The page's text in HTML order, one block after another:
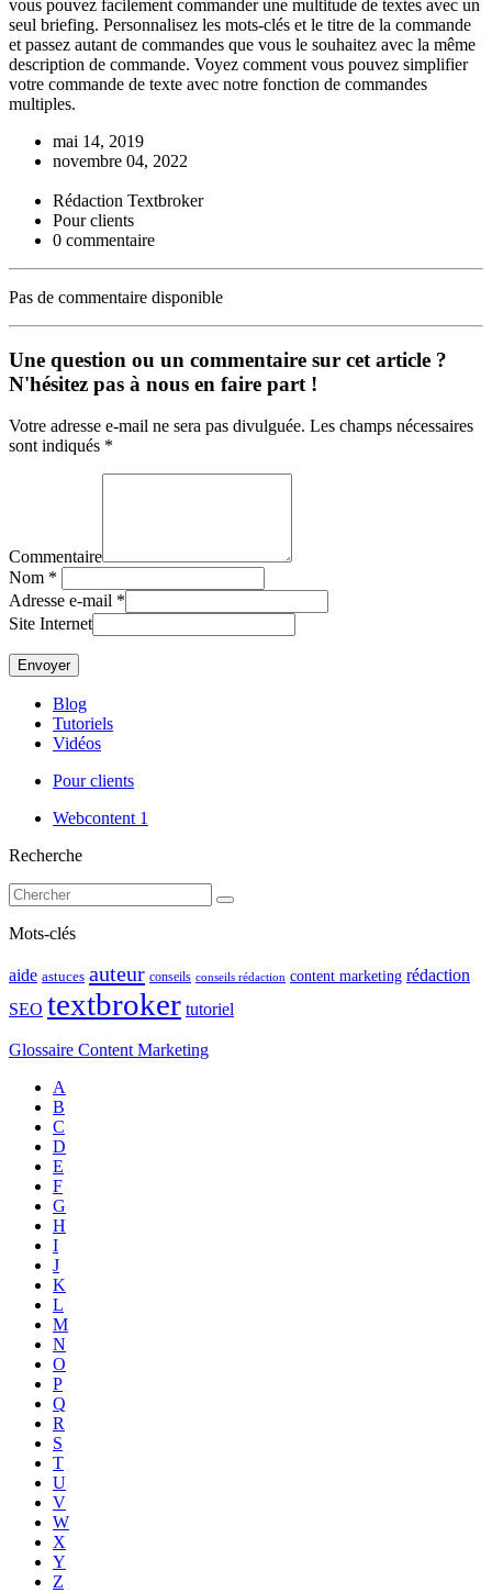
vous pouvez facilement commander une multitude de textes avec un
seul briefing. Personnalisez les mots-clés et le titre de la commande
et passez autant de commandes que vous le souhaitez avec la même
description de commande. Voyez comment vous pouvez simplifier
votre commande de texte avec notre fonction de commandes
multiples.
mai 14, 2019
novembre 04, 2022
Rédaction Textbroker
Pour clients
0 commentaire
Pas de commentaire disponible
Une question ou un commentaire sur cet article ?
N'hésitez pas à nous en faire part !
Votre adresse e-mail ne sera pas divulguée. Les champs nécessaires
sont indiqués *
Commentaire
Nom *
Adresse e-mail *
Site Internet
Blog
Tutoriels
Vidéos
Pour clients
Webcontent 1
Recherche
Mots-clés
aide astuces auteur conseils conseils rédaction content marketing rédaction
SEO textbroker tutoriel
Glossaire Content Marketing
A
B
C
D
E
F
G
H
I
J
K
L
M
N
O
P
Q
R
S
T
U
V
W
X
Y
Z